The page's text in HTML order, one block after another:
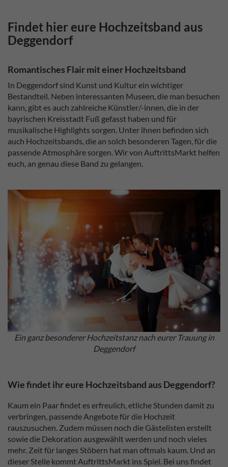
Findet hier eure Hochzeitsband aus
Deggendorf
Romantisches Flair mit einer Hochzeitsband
In Deggendorf sind Kunst und Kultur ein wichtiger
Bestandteil. Neben interessanten Museen, die man besuchen
kann, gibt es auch zahlreiche Künstler/-innen, die in der
bayrischen Kreisstadt Fuß gefasst haben und für
musikalische Highlights sorgen. Unter ihnen befinden sich
auch Hochzeitsbands, die an solch besonderen Tagen, für die
passende Atmosphäre sorgen. Wir von AuftrittsMarkt helfen
euch, an genau diese Band zu gelangen.
Ein ganz besonderer Hochzeitstanz nach eurer Trauung in
Deggendorf
Wie findet ihr eure Hochzeitsband aus Deggendorf?
Kaum ein Paar findet es erfreulich, etliche Stunden damit zu
verbringen, passende Angebote für die Hochzeit
rauszusuchen. Zudem müssen noch die Gästelisten erstellt
sowie die Dekoration ausgewählt werden und noch vieles
mehr. Zeit für langes Stöbern hat man oftmals kaum. Und an
dieser Stelle kommt AuftrittsMarkt ins Spiel. Bei uns findet